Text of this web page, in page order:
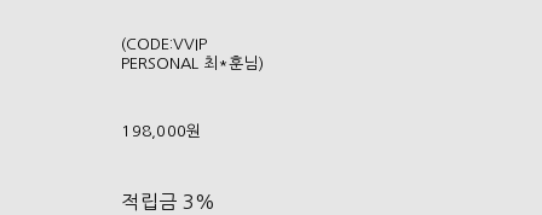
(CODE:VVIP
PERSONAL 최*훈님)
198,000원
적립금 3%